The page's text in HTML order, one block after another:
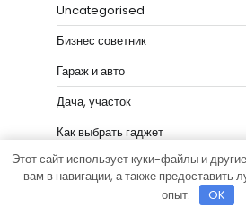
Uncategorised
Бизнес советник
Гараж и авто
Дача, участок
Как выбрать гаджет
Новости плюс
Этот сайт использует куки-файлы и
вам в навигации, а также предоставить
опыт.
OK